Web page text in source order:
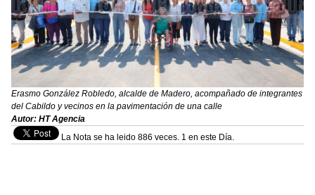
Erasmo González Robledo, alcalde de Madero, acompañado de integrantes
del Cabildo y vecinos en la pavimentación de una calle
Autor: HT Agencia
La Nota se ha leido 886 veces. 1 en este Día.